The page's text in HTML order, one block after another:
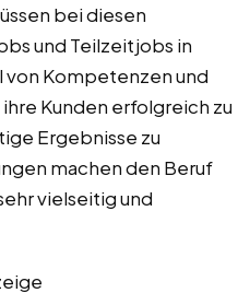
bei diesen
und Teilzeitjobs in
von Kompetenzen und
Kunden erfolgreich zu
Ergebnisse zu
machen den Beruf
vielseitig und